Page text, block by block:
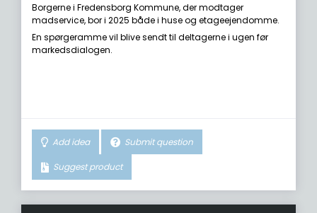
Borgerne i Fredensborg Kommune, der modtager
madservice, bor i 2025 både i huse og etageejendomme.
En spørgeramme vil blive sendt til deltagerne i ugen før
markedsdialogen.
Add idea Submit question
Suggest product